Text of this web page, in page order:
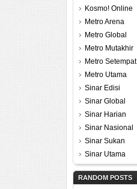
Kosmo! Online
Metro Arena
Metro Global
Metro Mutakhir
Metro Setempat
Metro Utama
Sinar Edisi
Sinar Global
Sinar Harian
Sinar Nasional
Sinar Sukan
Sinar Utama
RANDOM POSTS